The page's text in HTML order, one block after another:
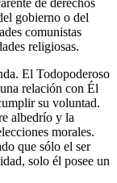
gobierno o del
comunistas
religiosas.
El Todopoderoso
relación con Él
su voluntad.
albedrío y la
morales.
que sólo el ser
solo él posee un